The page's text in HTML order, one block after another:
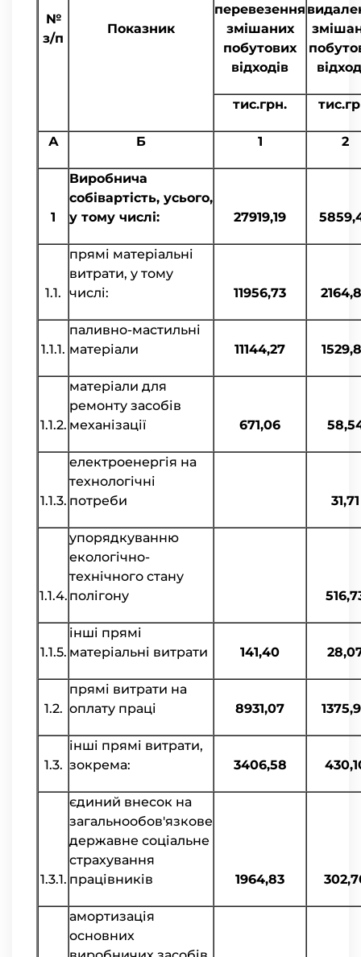
№
з/п
Показник
перевезення
змішаних
побутових
відходів
тис.грн.
А Б 1 2
1
Виробнича
собівартість, усього,
у тому числі:
27919,19
1.1.
прямі матеріальні
витрати, у тому
числі:
11956,73
1.1.1.
паливно-мастильні
матеріали
11144,27
1.1.2.
матеріали для
ремонту засобів
механізації
671,06
1.1.3.
електроенергія на
технологічні
потреби
31,71
1.1.4.
упорядкуванню
екологічно-
технічного стану
полігону
1.1.5.
інші прямі
матеріальні витрати
141,40
1.2.
прямі витрати на
оплату праці
8931,07
1.3.
інші прямі витрати,
зокрема:
3406,58
1.3.1.
єдиний внесок на
загальнообов'язкове
державне соціальне
страхування
працівників
1964,83
амортизація
основних